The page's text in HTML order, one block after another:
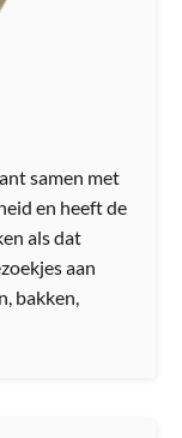
samen met
en heeft de
als dat
aan
bakken,